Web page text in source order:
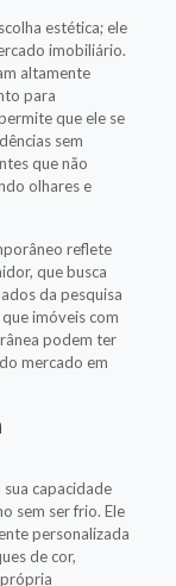
estética; ele
imobiliário.
altamente
para
que ele se
sem
que não
olhares e
reflete
que busca
da pesquisa
imóveis com
podem ter
mercado em
capacidade
sem ser frio. Ele
personalizada
de cor,